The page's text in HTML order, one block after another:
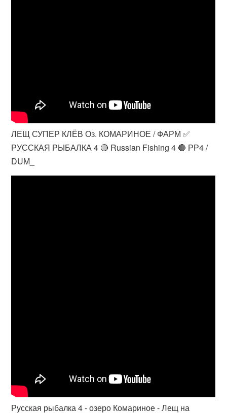
ЛЕЩ СУПЕР КЛЁВ Оз. КОМАРИНОЕ / ФАРМ ✅
РУССКАЯ РЫБАЛКА 4 🔴 Russian Fishing 4 🔴 РР4 /
DUM_
Русская рыбалка 4 - озеро Комариное - Лещ на